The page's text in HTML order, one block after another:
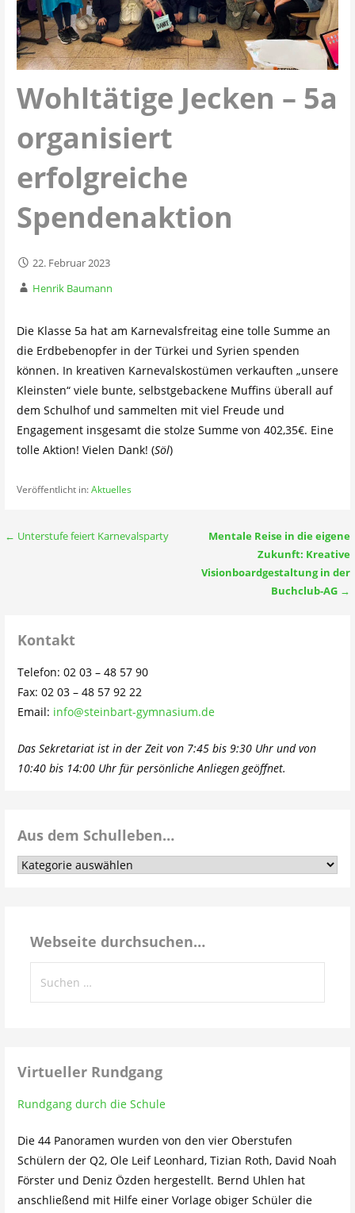
Wohltätige Jecken – 5a
organisiert
erfolgreiche
Spendenaktion
22. Februar 2023
Henrik Baumann
Die Klasse 5a hat am Karnevalsfreitag eine tolle Summe an
die Erdbebenopfer in der Türkei und Syrien spenden
können. In kreativen Karnevalskostümen verkauften „unsere
Kleinsten“ viele bunte, selbstgebackene Muffins überall auf
dem Schulhof und sammelten mit viel Freude und
Engagement insgesamt die stolze Summe von 402,35€. Eine
tolle Aktion! Vielen Dank! (Söl)
Veröffentlicht in:Aktuelles
Beitragsnavigation
← Unterstufe feiert Karnevalsparty
Mentale Reise in die eigene
Zukunft: Kreative
Visionboardgestaltung in der
Buchclub-AG→
Kontakt
Telefon: 02 03 – 48 57 90
Fax: 02 03 – 48 57 92 22
Email: info@steinbart-gymnasium.de
Das Sekretariat ist in der Zeit von 7:45 bis 9:30 Uhr und von
10:40 bis 14:00 Uhr für persönliche Anliegen geöffnet.
Aus dem Schulleben…
Aus
Webseite durchsuchen…
nach:
Virtueller Rundgang
Rundgang durch die Schule
Die 44 Panoramen wurden von den vier Oberstufen
Schülern der Q2, Ole Leif Leonhard, Tizian Roth, David Noah
Förster und Deniz Özden hergestellt. Bernd Uhlen hat
anschließend mit Hilfe einer Vorlage obiger Schüler die